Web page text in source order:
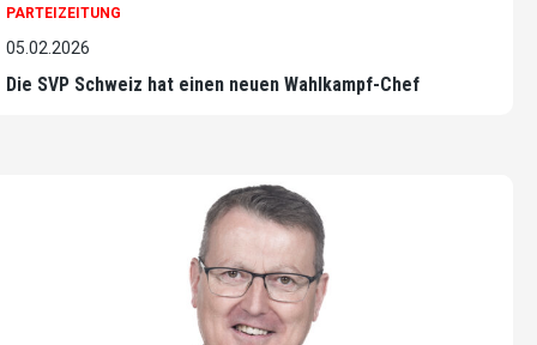
PARTEIZEITUNG
05.02.2026
Die SVP Schweiz hat einen neuen Wahlkampf-Chef